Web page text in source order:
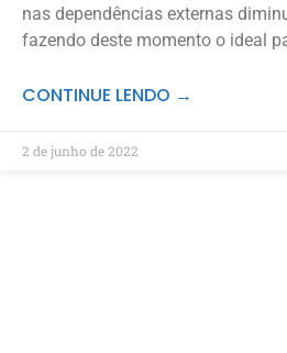
nas dependências externas
fazendo deste momento o ideal
CONTINUE LENDO →
2 de junho de 2022